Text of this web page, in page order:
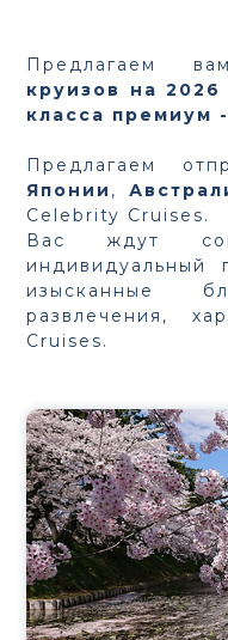
Предлагаем
круизов на
класса премиум
Предлагаем
Японии ,
Celebrity Cruises.
Вас ждут
индивидуальный
изысканные
развлечения,
Cruises.